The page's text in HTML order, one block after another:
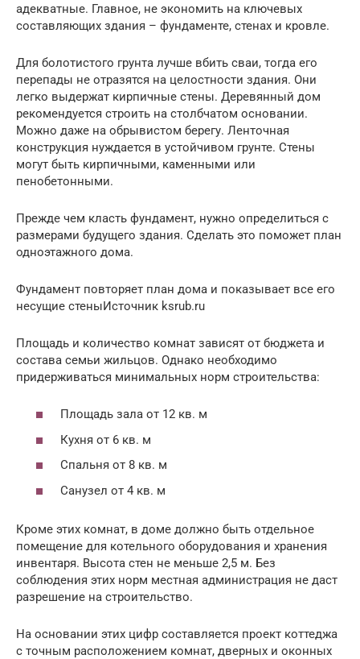
адекватные. Главное, не экономить на ключевых
составляющих здания – фундаменте, стенах и кровле.
Для болотистого грунта лучше вбить сваи, тогда его
перепады не отразятся на целостности здания. Они
легко выдержат кирпичные стены. Деревянный дом
рекомендуется строить на столбчатом основании.
Можно даже на обрывистом берегу. Ленточная
конструкция нуждается в устойчивом грунте. Стены
могут быть кирпичными, каменными или
пенобетонными.
Прежде чем класть фундамент, нужно определиться с
размерами будущего здания. Сделать это поможет план
одноэтажного дома.
Фундамент повторяет план дома и показывает все его
несущие стеныИсточник ksrub.ru
Площадь и количество комнат зависят от бюджета и
состава семьи жильцов. Однако необходимо
придерживаться минимальных норм строительства:
Площадь зала от 12 кв. м
Кухня от 6 кв. м
Спальня от 8 кв. м
Санузел от 4 кв. м
Кроме этих комнат, в доме должно быть отдельное
помещение для котельного оборудования и хранения
инвентаря. Высота стен не меньше 2,5 м. Без
соблюдения этих норм местная администрация не даст
разрешение на строительство.
На основании этих цифр составляется проект коттеджа
с точным расположением комнат, дверных и оконных